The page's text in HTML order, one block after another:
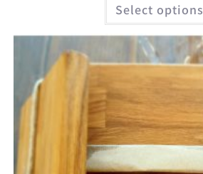
Select options